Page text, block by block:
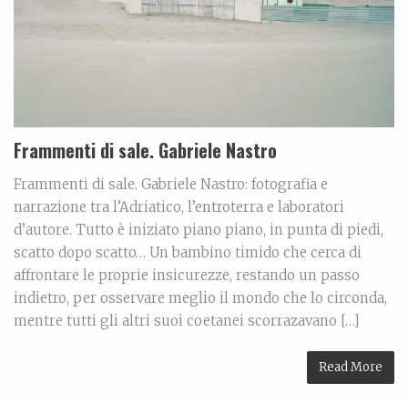
Frammenti di sale. Gabriele Nastro
Frammenti di sale. Gabriele Nastro: fotografia e
narrazione tra l’Adriatico, l’entroterra e laboratori
d’autore. Tutto è iniziato piano piano, in punta di piedi,
scatto dopo scatto… Un bambino timido che cerca di
affrontare le proprie insicurezze, restando un passo
indietro, per osservare meglio il mondo che lo circonda,
mentre tutti gli altri suoi coetanei scorrazavano […]
Read More